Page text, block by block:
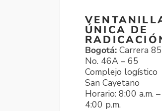
ÚNICA DE
Bogotá: Carrera
No. 46A – 65
Complejo logístico
San Cayetano
Horario: 8:00 a.m. –
4:00 p.m.